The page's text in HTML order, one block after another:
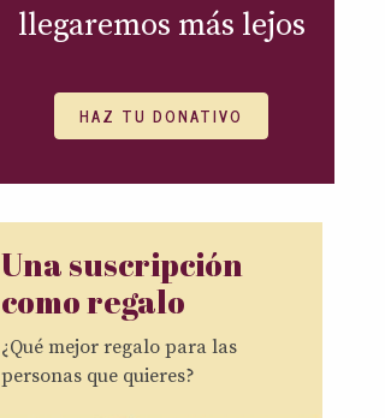
llegaremos más lejos
HAZ TU DONATIVO
Una suscripción
como regalo
¿Qué mejor regalo para las
personas que quieres?